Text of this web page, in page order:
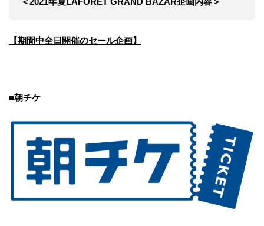
【期間中全日開催のセール企画】
■朝チケ